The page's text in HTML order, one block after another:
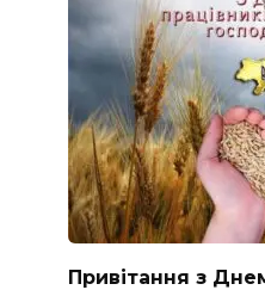
Привітання з